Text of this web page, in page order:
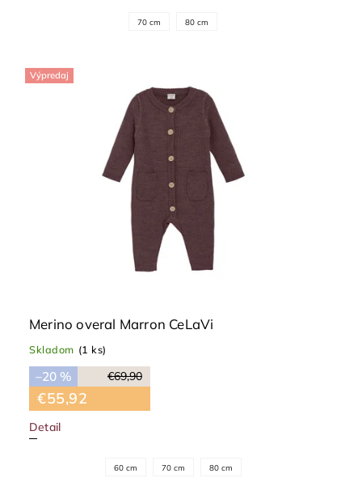
70 cm 80 cm
Výpredaj
Merino overal Marron CeLaVi
Skladom (1 ks)
€69,90
–20 %
€55,92
Detail
60 cm 70 cm 80 cm